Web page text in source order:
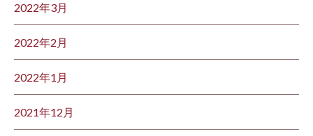
2022年3月
2022年2月
2022年1月
2021年12月